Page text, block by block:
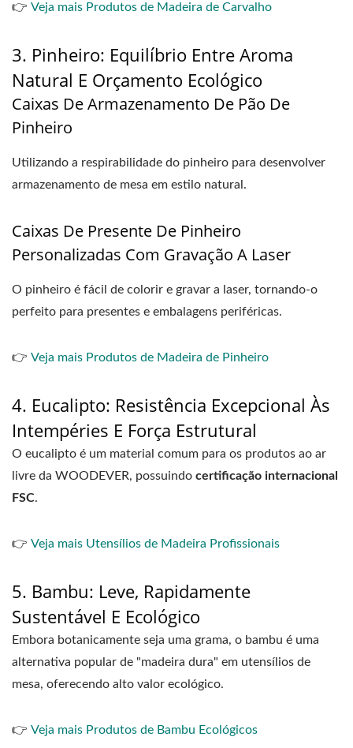
👉 Veja mais Produtos de Madeira de Carvalho
3. Pinheiro: Equilíbrio Entre Aroma
Natural E Orçamento Ecológico
Caixas De Armazenamento De Pão De
Pinheiro
Utilizando a respirabilidade do pinheiro para desenvolver
armazenamento de mesa em estilo natural.
Caixas De Presente De Pinheiro
Personalizadas Com Gravação A Laser
O pinheiro é fácil de colorir e gravar a laser, tornando-o
perfeito para presentes e embalagens periféricas.
👉 Veja mais Produtos de Madeira de Pinheiro
4. Eucalipto: Resistência Excepcional Às
Intempéries E Força Estrutural
O eucalipto é um material comum para os produtos ao ar
livre da WOODEVER, possuindo certificação internacional
FSC.
👉 Veja mais Utensílios de Madeira Profissionais
5. Bambu: Leve, Rapidamente
Sustentável E Ecológico
Embora botanicamente seja uma grama, o bambu é uma
alternativa popular de "madeira dura" em utensílios de
mesa, oferecendo alto valor ecológico.
👉 Veja mais Produtos de Bambu Ecológicos